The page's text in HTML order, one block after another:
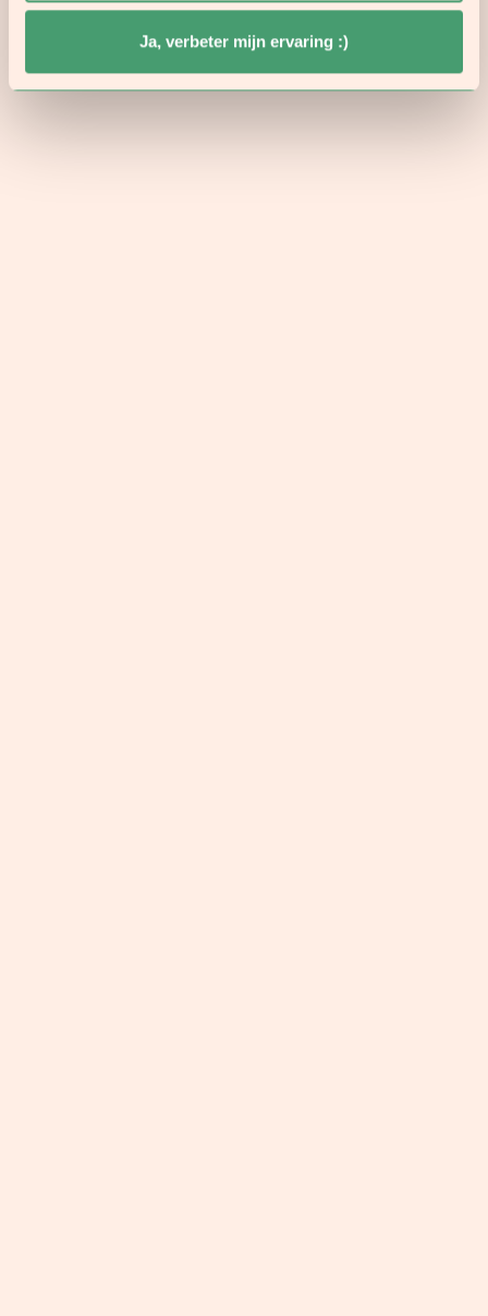
Ja, verbeter mijn ervaring :)